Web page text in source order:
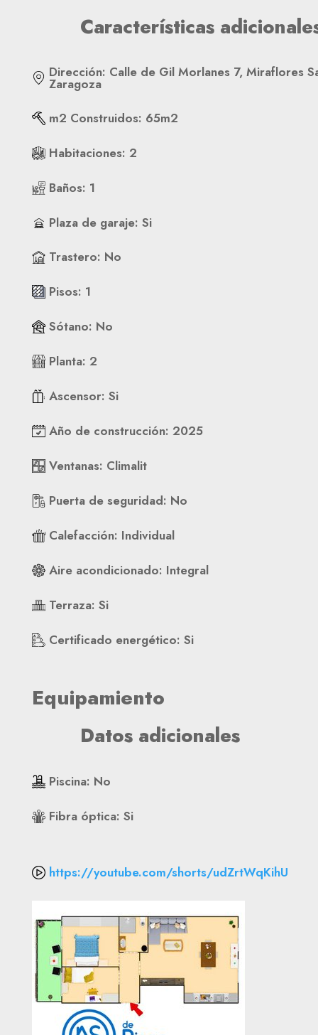
Características
Dirección: Calle de Gil Morlanes 7, Miraflores
Zaragoza
m2 Construidos: 65m2
Habitaciones: 2
Baños: 1
Plaza de garaje: Si
Trastero: No
Pisos: 1
Sótano: No
Planta: 2
Ascensor: Si
Año de construcción: 2025
Ventanas: Climalit
Puerta de seguridad: No
Calefacción: Individual
Aire acondicionado: Integral
Terraza: Si
Certificado energético: Si
Equipamiento
Datos adicionales
Piscina: No
Fibra óptica: Si
https://youtube.com/shorts/udZrtWqKihU